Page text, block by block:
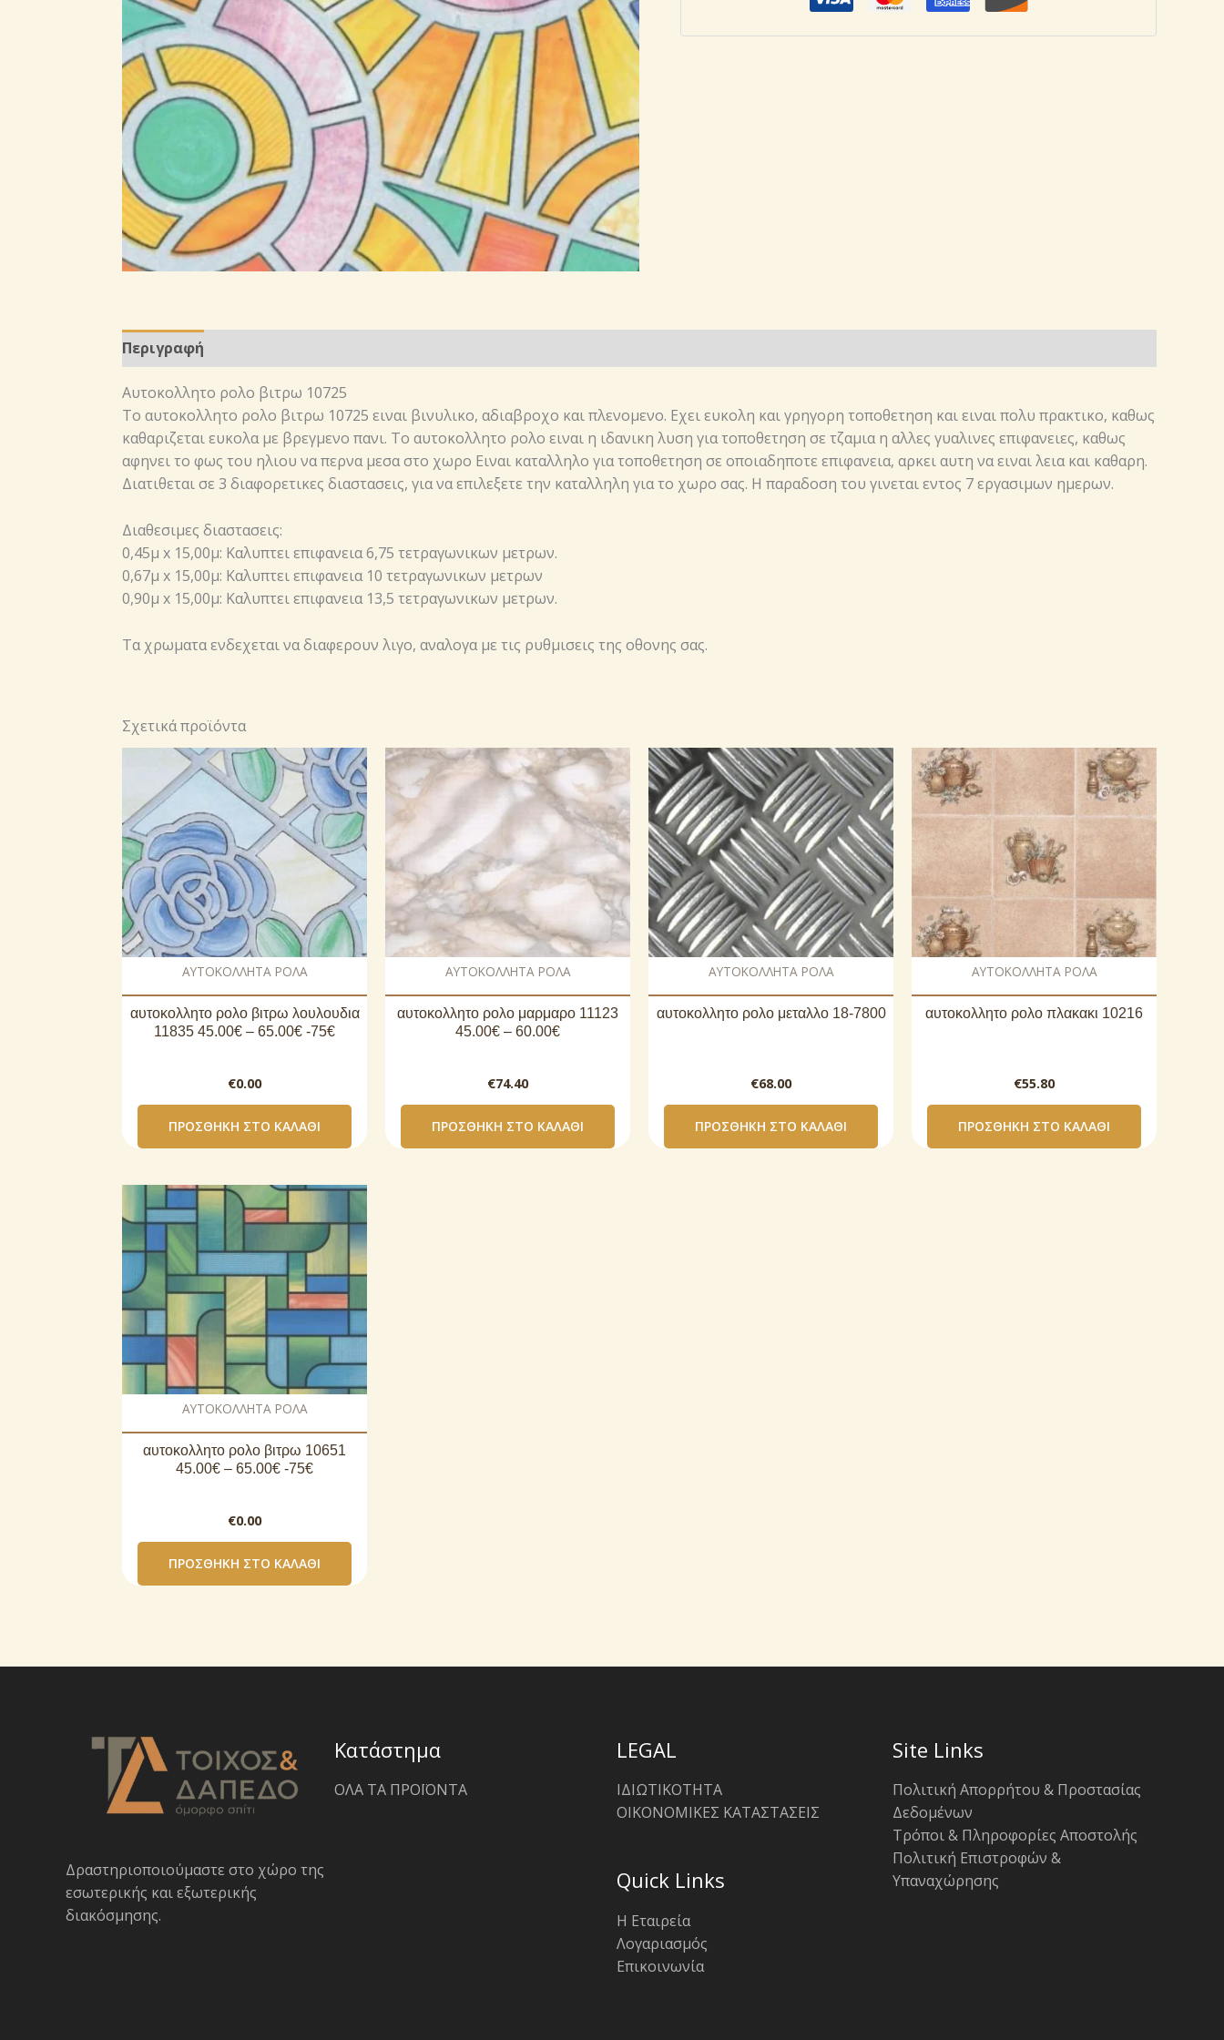
Περιγραφή
Αυτοκoλλητο ρολo βιτρω 10725
Το αυτοκoλλητο ρολo βιτρω 10725 ειναι βινυλικο, αδιαβροχο και πλενομενο. Εχει ευκολη και γρηγορη τοποθετηση και ειναι πολυ πρακτικο, καθως
καθαριζεται ευκολα με βρεγμενο πανι. Το αυτοκολλητο ρολο ειναι η ιδανικη λυση για τοποθετηση σε τζαμια η αλλες γυαλινες επιφανειες, καθως
αφηνει το φως του ηλιου να περνα μεσα στο χωρο Ειναι καταλληλο για τοποθετηση σε οποιαδηποτε επιφανεια, αρκει αυτη να ειναι λεια και καθαρη.
Διατιθεται σε 3 διαφορετικες διαστασεις, για να επιλεξετε την καταλληλη για το χωρο σας. Η παραδοση του γινεται εντος 7 εργασιμων ημερων.
Διαθεσιμες διαστασεις:
0,45μ x 15,00μ: Καλυπτει επιφανεια 6,75 τετραγωνικων μετρων.
0,67μ x 15,00μ: Καλυπτει επιφανεια 10 τετραγωνικων μετρων
0,90μ x 15,00μ: Καλυπτει επιφανεια 13,5 τετραγωνικων μετρων.
Τα χρωματα ενδεχεται να διαφερουν λιγο, αναλογα με τις ρυθμισεις της οθονης σας.
Σχετικά προϊόντα
AΥΤΟΚΟΛΛΗΤΑ ΡΟΛΑ
αυτοκoλλητο ρολo βιτρω λουλουδια
11835 45.00€ – 65.00€ -75€
€0.00
ΠΡΟΣΘΉΚΗ ΣΤΟ ΚΑΛΆΘΙ
AΥΤΟΚΟΛΛΗΤΑ ΡΟΛΑ
αυτοκoλλητο ρολo μαρμαρο 11123
45.00€ – 60.00€
€74.40
ΠΡΟΣΘΉΚΗ ΣΤΟ ΚΑΛΆΘΙ
AΥΤΟΚΟΛΛΗΤΑ ΡΟΛΑ
αυτοκoλλητο ρολo μεταλλο 18-7800
€68.00
ΠΡΟΣΘΉΚΗ ΣΤΟ ΚΑΛΆΘΙ
AΥΤΟΚΟΛΛΗΤΑ ΡΟΛΑ
αυτοκoλλητο ρολo πλακακι 10216
€55.80
ΠΡΟΣΘΉΚΗ ΣΤΟ ΚΑΛΆΘΙ
AΥΤΟΚΟΛΛΗΤΑ ΡΟΛΑ
αυτοκoλλητο ρολo βιτρω 10651
45.00€ – 65.00€ -75€
€0.00
ΠΡΟΣΘΉΚΗ ΣΤΟ ΚΑΛΆΘΙ
Δραστηριοποιoύμαστε στο χώρο της
εσωτερικής και εξωτερικής
διακόσμησης.
Κατάστημα
ΟΛΑ ΤΑ ΠΡΟΪΟΝΤΑ
LEGAL
ΙΔΙΩΤΙΚΟΤΗΤΑ
ΟΙΚΟΝΟΜΙΚΕΣ ΚΑΤΑΣΤΑΣΕΙΣ
Quick Links
Η Εταιρεία
Λογαριασμός
Επικοινωνία
Site Links
Πολιτική Απορρήτου & Προστασίας
Δεδομένων
Τρόποι & Πληροφορίες Αποστολής
Πολιτική Επιστροφών &
Υπαναχώρησης